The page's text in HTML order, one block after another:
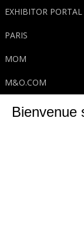
EXHIBITOR PORTAL
PARIS
MOM
M&O.COM
Bienvenue